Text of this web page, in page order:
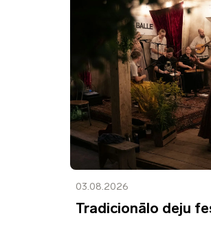
03.08.2026
Tradicionālo deju